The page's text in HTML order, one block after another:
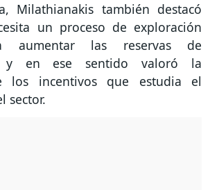
Milathianakis también destacó
un proceso de exploración
aumentar las reservas de
y en ese sentido valoró la
los incentivos que estudia el
sector.